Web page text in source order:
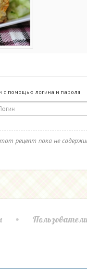
с помощью логина и пароля
рецепт пока не